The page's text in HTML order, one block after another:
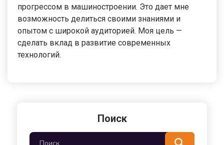
прогрессом в машиностроении. Это дает мне
возможность делиться своими знаниями и
опытом с широкой аудиторией. Моя цель —
сделать вклад в развитие современных
технологий.
Поиск